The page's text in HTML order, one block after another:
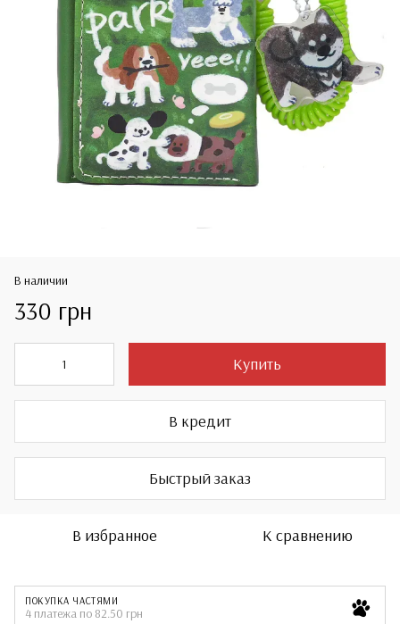
В наличии
330 грн
Купить
В кредит
Быстрый заказ
В избранное К сравнению
ПОКУПКА ЧАСТЯМИ
4 платежа по 82.50 грн